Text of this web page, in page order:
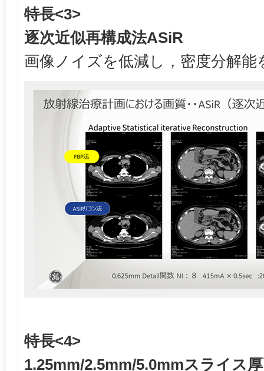
特長<3>
逐次近似再構成法ASiR
画像ノイズを低減し，密度分解能
特長<4>
1.25mm/2.5mm/5.0mmスライス